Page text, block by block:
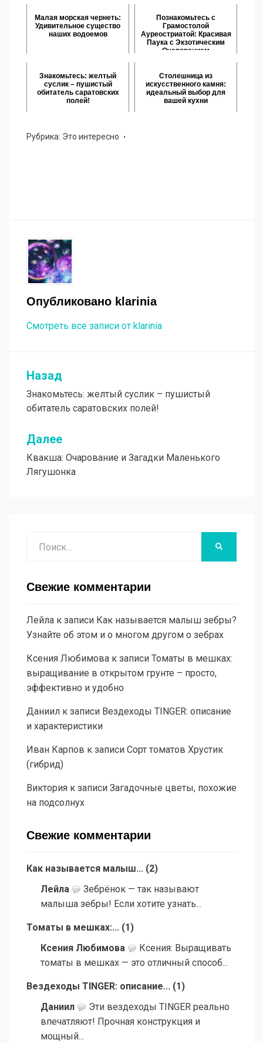
Малая морская чернеть:
Удивительное существо
наших водоемов
Познакомьтесь с
Грамостолой
Ауреостриатой: Красивая
Паука с Экзотическим
Очарованием
Знакомьтесь: желтый
суслик – пушистый
обитатель саратовских
полей!
Столешница из
искусственного камня:
идеальный выбор для
вашей кухни
Рубрика: Это интересно
Опубликовано klarinia
Смотреть все записи от klarinia
Навигация
по
записям
Назад
Знакомьтесь: желтый суслик – пушистый
обитатель саратовских полей!
Далее
Квакша: Очарование и Загадки Маленького
Лягушонка
Свежие комментарии
Лейла к записи Как называется малыш зебры?
Узнайте об этом и о многом другом о зебрах
Ксения Любимова к записи Томаты в мешках:
выращивание в открытом грунте – просто,
эффективно и удобно
Даниил к записи Вездеходы TINGER: описание
и характеристики
Иван Карпов к записи Сорт томатов Хрустик
(гибрид)
Виктория к записи Загадочные цветы, похожие
на подсолнух
Свежие комментарии
Как называется малыш... (2)
Лейла
Зебрёнок — так называют
малыша зебры! Если хотите узнать...
Томаты в мешках:... (1 )
Ксения Любимова
Ксения: Выращивать
томаты в мешках — это отличный способ...
Вездеходы TINGER: описание... (1 )
Даниил
Эти вездеходы TINGER реально
впечатляют! Прочная конструкция и
мощный...